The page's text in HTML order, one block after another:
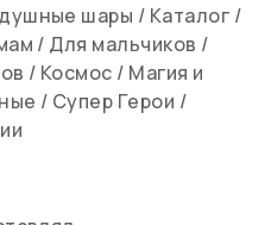
шары / Каталог /
/ Для мальчиков /
/ Космос / Магия и
/ Супер Герои /